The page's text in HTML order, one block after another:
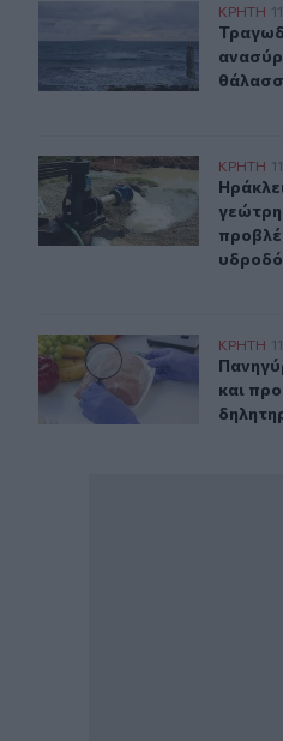
Τραγωδία στα Μάλια:ΚΡΗΤΗ
Ηράκλειο: Σοβαρή βλάβη
ΚΡΗΤΗ
Πανηγύρια: Γλέντι, χορός
ΚΡΗΤΗ
και